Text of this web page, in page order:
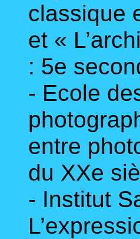
classique
et «
: 5e
- Ecole
entre
du XXe
- Institut